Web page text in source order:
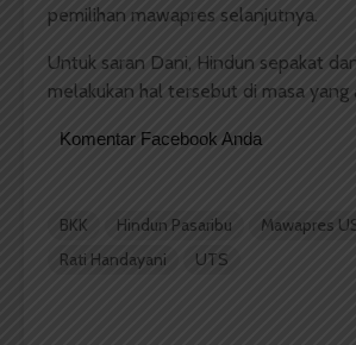
pemilihan mawapres selanjutnya.
Untuk saran Dani, Hindun sepakat
melakukan hal tersebut di masa yang
Komentar Facebook Anda
BKK Hindun Pasaribu
Mawapres
Rati Handayani
UTS